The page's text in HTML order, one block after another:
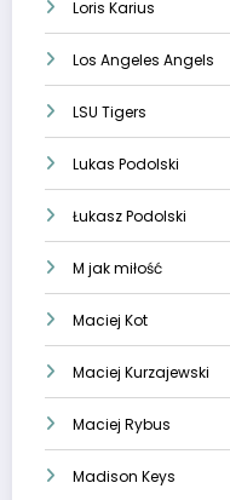
Loris Karius
Los Angeles Angels
LSU Tigers
Lukas Podolski
Łukasz Podolski
M jak miłość
Maciej Kot
Maciej Kurzajewski
Maciej Rybus
Madison Keys